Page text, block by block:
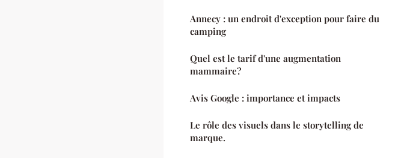
Annecy : un endroit d'exception pour faire du
camping
Quel est le tarif d'une augmentation
mammaire?
Avis Google : importance et impacts
Le rôle des visuels dans le storytelling de
marque.